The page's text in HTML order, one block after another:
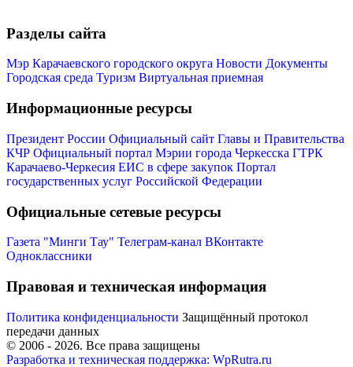
Разделы сайта
Мэр Карачаевского городского округа Новости Документы
Городская среда Туризм Виртуальная приемная
Информационные ресурсы
Президент России Официальный сайт Главы и Правительства
КЧР Официальный портал Мэрии города Черкесска ГТРК
Карачаево-Черкесия ЕИС в сфере закупок Портал
государственных услуг Российской Федерации
Официальные сетевые ресурсы
Газета "Минги Тау" Телеграм-канал ВКонтакте
Одноклассники
Правовая и техническая информация
Политика конфиденциальности Защищённый протокол
передачи данных
© 2006 - 2026. Все права защищены
Разработка и техническая поддержка: WpRutra.ru
Администрация